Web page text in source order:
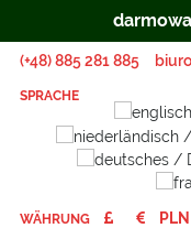
(+48) 885 281 885
SPRACHE
WÄHRUNG